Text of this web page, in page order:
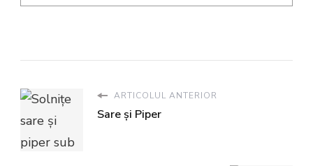
ARTICOLUL ANTERIOR
Sare şi Piper